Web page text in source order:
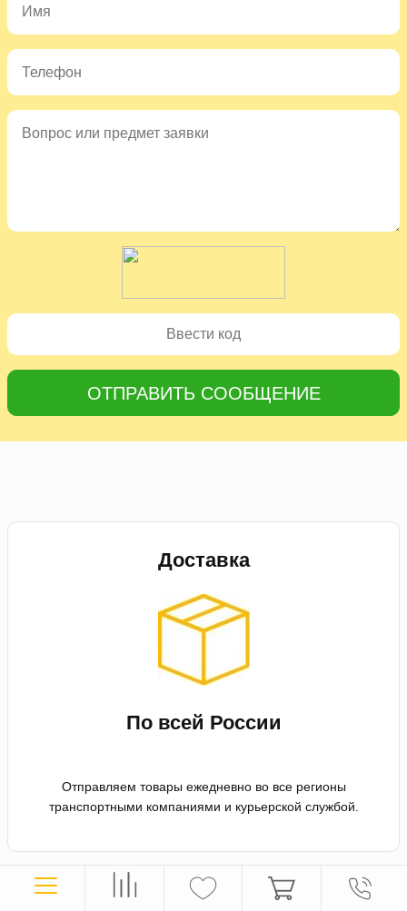
ОТПРАВИТЬ СООБЩЕНИЕ
Доставка
По всей России
Отправляем товары ежедневно во все регионы
транспортными компаниями и курьерской службой.
Оплата